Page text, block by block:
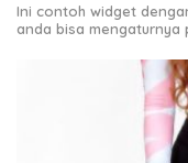
Ini contoh widget
anda bisa mengaturnya